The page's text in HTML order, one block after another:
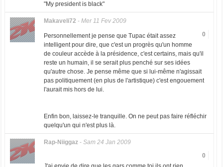
"My president is black"
Makaveli72 - Mer 11 Fev 2009
0
Personnellement je pense que Tupac était assez
intelligent pour dire, que c'est un progrès qu'un homme
de couleur accède à la présidence, c'est certains, mais qu'il
reste un humain, il se serait plus penché sur ses idées
qu'autre chose. Je pense même que si lui-même n'agissait
pas politiquement (en plus de l'artistique) c'est engouement
l'aurait mis hors de lui.
Enfin bon, laissez-le tranquille. On ne peut pas faire réfléchir
quelqu'un qui n'est plus là.
Rap-Niiggaz- Sam 24 Jan 2009
0